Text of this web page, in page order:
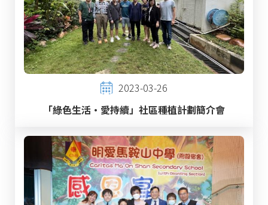
2023-03-26
「綠色生活·愛持續」社區種植計劃簡介會